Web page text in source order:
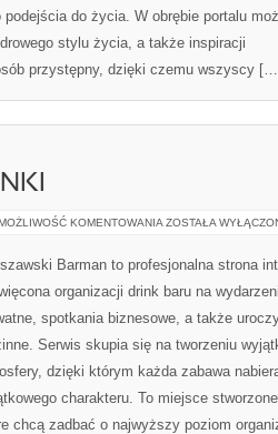
do życia. W obrębie portalu
stylu życia, a także inspiracji
przystępny, dzięki czemu wszyscy
KOMENTOWANIA CIEKAWOSTKI
ZOSTAŁA
Barman to profesjonalna strona
organizacji drink baru na
spotkania biznesowe, a także
Serwis skupia się na tworzeniu
dzięki którym każda zabawa
charakteru. To miejsce
chcą zadbać o najwyższy poziom